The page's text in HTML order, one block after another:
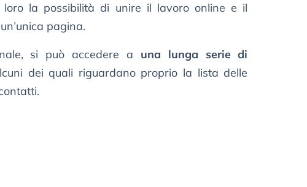
la possibilità di unire il lavoro online e il
pagina.
si può accedere a una lunga serie di
dei quali riguardano proprio la lista delle